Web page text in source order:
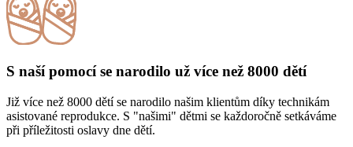
S naší pomocí se narodilo už více než 8000 dětí
Již více než 8000 dětí se narodilo našim klientům díky technikám
asistované reprodukce. S "našimi" dětmi se každoročně setkáváme
při příležitosti oslavy dne dětí.